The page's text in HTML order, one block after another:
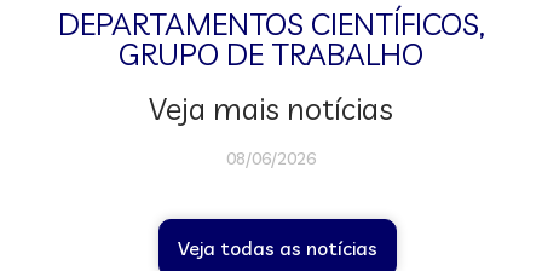
DEPARTAMENTOS CIENTÍFICOS,
GRUPO DE TRABALHO
Veja mais notícias
08/06/2026
Veja todas as notícias